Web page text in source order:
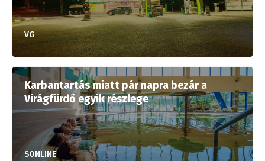
VG
Karbantartás miatt pár napra bezár a
Virágfürdő egyik részlege
SONLINE